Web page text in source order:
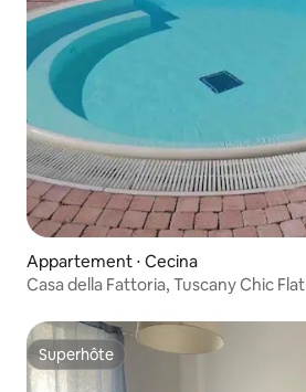
Appartement ⋅ Cecina
Casa della Fattoria, Tuscany Chic Flat
Superhôte
Superhôte